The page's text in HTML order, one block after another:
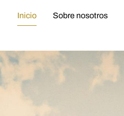
Inicio Sobre nosotros